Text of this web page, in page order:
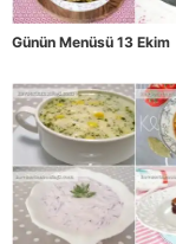
Günün Menüsü 13 Ekim